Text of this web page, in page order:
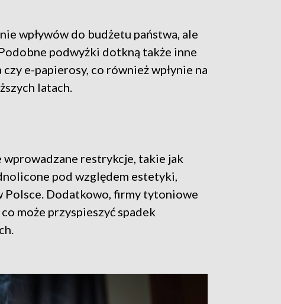
wpływów do budżetu państwa, ale
podwyżki dotkną także inne
e-papierosy, co również wpłynie na
latach.
restrykcje, takie jak
pod względem estetyki,
Polsce. Dodatkowo, firmy tytoniowe
może przyspieszyć spadek